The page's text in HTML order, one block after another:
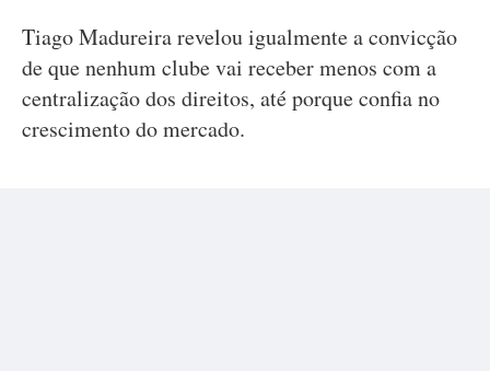
Tiago Madureira revelou igualmente a convicção
de que nenhum clube vai receber menos com a
centralização dos direitos, até porque confia no
crescimento do mercado.